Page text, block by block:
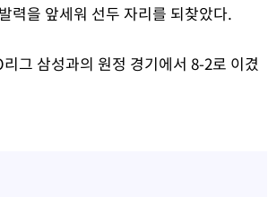
력을 앞세워 선두 자리를 되찾았다.
그 삼성과의 원정 경기에서 8-2로 이겼